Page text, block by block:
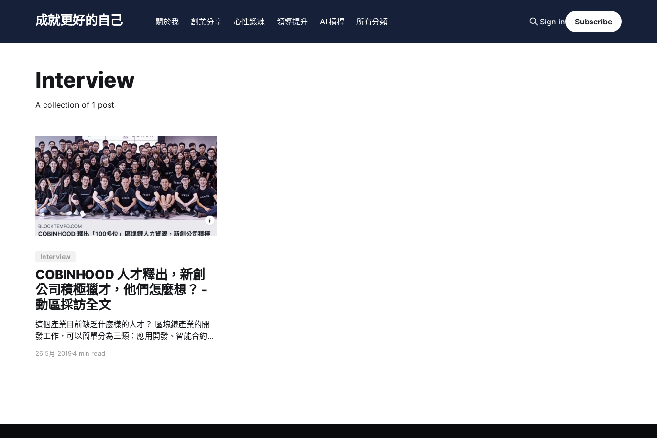
成就更好的自己 關於我 創業分享 心性鍛煉 領導提升 AI 槓桿 所有分類 Sign in Subscribe
Interview
A collection of 1 post
Interview
COBINHOOD 人才釋出，新創
公司積極獵才，他們怎麼想？ -
動區採訪全文
這個產業目前缺乏什麼樣的人才？ 區塊鏈產業的開
發工作，可以簡單分為三類：應用開發、智能合約開
SDK 或是對應區塊鏈的函式庫，與一般的網路應用
26 5月 20194 min read